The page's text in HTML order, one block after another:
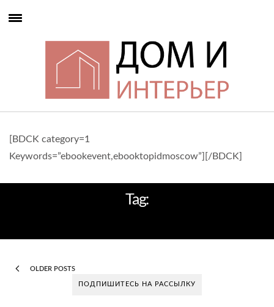
[BDCK category=1
Keywords=”ebookevent,ebooktopidmoscow”][/BDCK]
Tag:
OLDER POSTS
ПОДПИШИТЕСЬ НА РАССЫЛКУ